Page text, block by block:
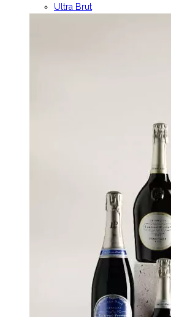
Ultra Brut